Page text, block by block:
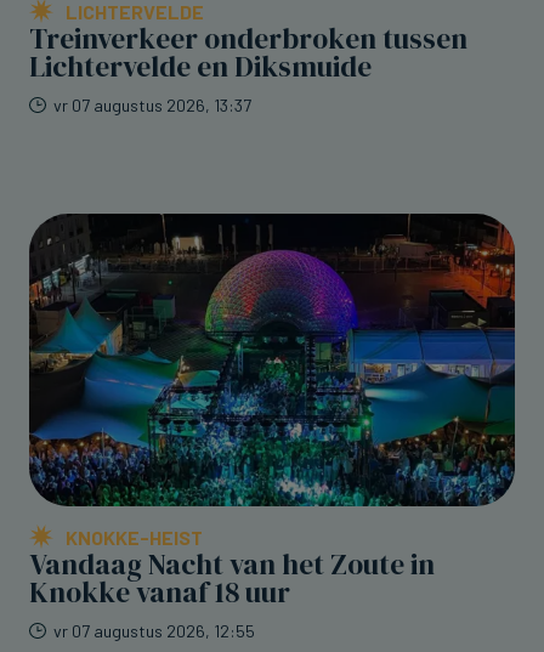
LICHTERVELDE
Treinverkeer onderbroken tussen
Lichtervelde en Diksmuide
vr 07 augustus 2026, 13:37
KNOKKE-HEIST
Vandaag Nacht van het Zoute in
Knokke vanaf 18 uur
vr 07 augustus 2026, 12:55